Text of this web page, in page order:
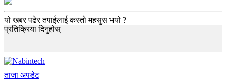
यो खबर पढेर तपाईलाई कस्तो महसुस भयो ?
प्रतिक्रिया दिनुहोस्
ताजा अपडेट